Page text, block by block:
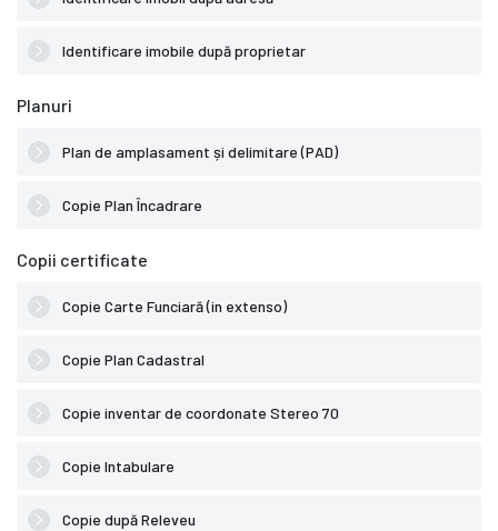
Identificare imobile după proprietar
Planuri
Plan de amplasament și delimitare (PAD)
Copie Plan Încadrare
Copii certificate
Copie Carte Funciară (in extenso)
Copie Plan Cadastral
Copie inventar de coordonate Stereo 70
Copie Intabulare
Copie după Releveu